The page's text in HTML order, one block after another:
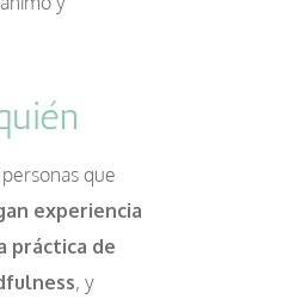
personas que
experiencia
práctica de
, y